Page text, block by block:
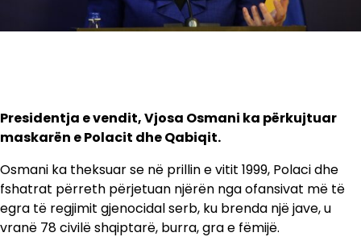
Presidentja e vendit, Vjosa Osmani ka përkujtuar
maskarën e Polacit dhe Qabiqit.
Osmani ka theksuar se në prillin e vitit 1999, Polaci dhe
fshatrat përreth përjetuan njërën nga ofansivat më të
egra të regjimit gjenocidal serb, ku brenda një jave, u
vranë 78 civilë shqiptarë, burra, gra e fëmijë.